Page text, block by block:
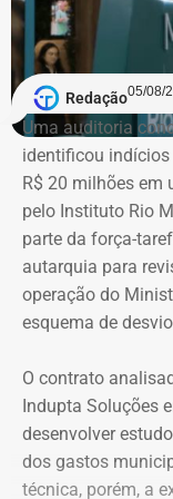
As declarações
candidatos à
valores históricos
necessariamente
O crescimento
existência de
Redação05/08/
Uma auditoria
identificou
R$ 20 milhões em
pelo Instituto Rio
parte da força-
autarquia para
operação do
esquema de
O contrato
Indupta Soluções
desenvolver
dos gastos
técnica, porém, a